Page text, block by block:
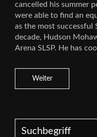
cancelled his summer
were able to find an
as the most
decade, Hudson
Arena SLSP. He has
Weiter
Search for: